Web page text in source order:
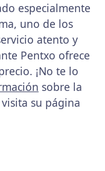
especialmente
uno de los
atento y
Pentxo ofrece
¡No te lo
sobre la
su página